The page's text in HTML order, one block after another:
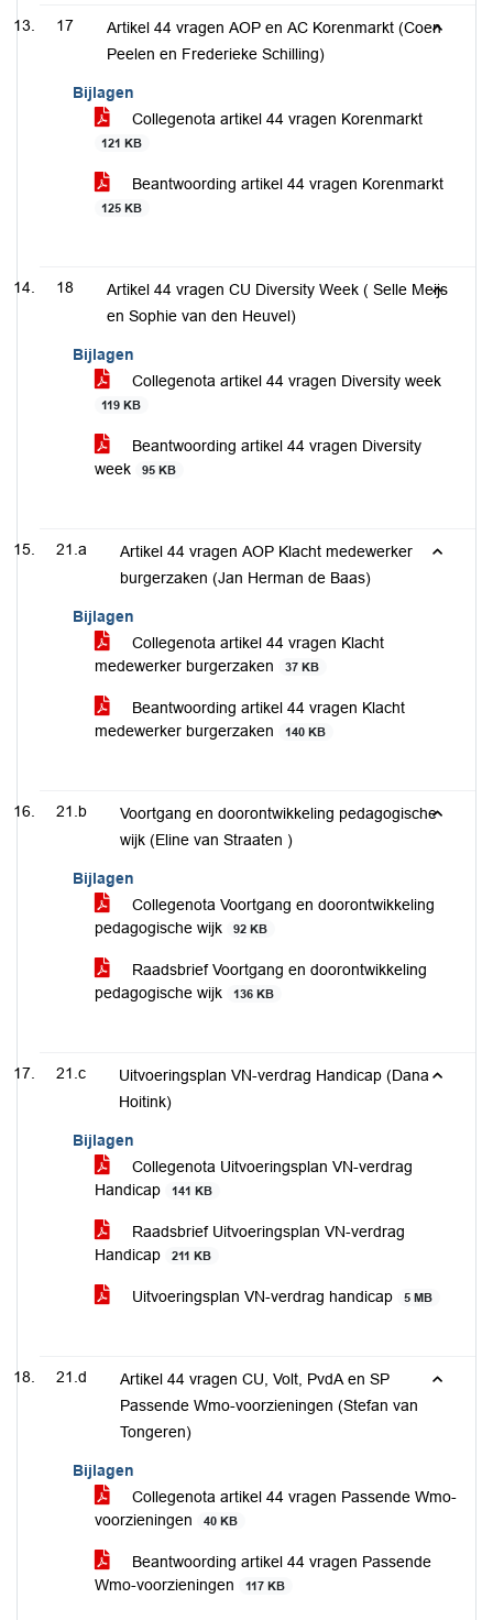
17
Artikel 44 vragen AOP en AC Korenmarkt (Coen
Peelen en Frederieke Schilling)
Bijlagen
Collegenota artikel 44 vragen Korenmarkt
121 KB
Beantwoording artikel 44 vragen Korenmarkt
125 KB
18
Artikel 44 vragen CU Diversity Week ( Selle Meijs
en Sophie van den Heuvel)
Bijlagen
Collegenota artikel 44 vragen Diversity week
119 KB
Beantwoording artikel 44 vragen Diversity
week
95 KB
21.a
Artikel 44 vragen AOP Klacht medewerker
burgerzaken (Jan Herman de Baas)
Bijlagen
Collegenota artikel 44 vragen Klacht
medewerker burgerzaken
37 KB
Beantwoording artikel 44 vragen Klacht
medewerker burgerzaken
140 KB
21.b
Voortgang en doorontwikkeling pedagogische
wijk (Eline van Straaten )
Bijlagen
Collegenota Voortgang en doorontwikkeling
pedagogische wijk
92 KB
Raadsbrief Voortgang en doorontwikkeling
pedagogische wijk
136 KB
21.c
Uitvoeringsplan VN-verdrag Handicap (Dana
Hoitink)
Bijlagen
Collegenota Uitvoeringsplan VN-verdrag
Handicap
141 KB
Raadsbrief Uitvoeringsplan VN-verdrag
Handicap
211 KB
Uitvoeringsplan VN-verdrag handicap 5 MB
21.d
Artikel 44 vragen CU, Volt, PvdA en SP
Passende Wmo-voorzieningen (Stefan van
Tongeren)
Bijlagen
Collegenota artikel 44 vragen Passende Wmo-
voorzieningen
40 KB
Beantwoording artikel 44 vragen Passende
Wmo-voorzieningen
117 KB